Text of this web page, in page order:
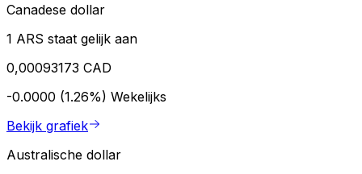
Canadese dollar
1 ARS staat gelijk aan
0,00093173 CAD
-0.0000 (1.26%) Wekelijks
Bekijk grafiek
Australische dollar